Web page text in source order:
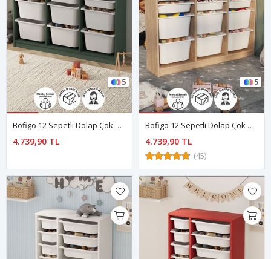
5
Bofigo 12 Sepetli Dolap Çok Amaçlı Dolap Oyuncak Dolabı Lara Yeşil
4.739,90 TL
5
Bofigo 12 Sepetli Dolap Çok Amaçlı Dolap Oyuncak Dolabı Lara Safir Meşe
4.739,90 TL
(45)